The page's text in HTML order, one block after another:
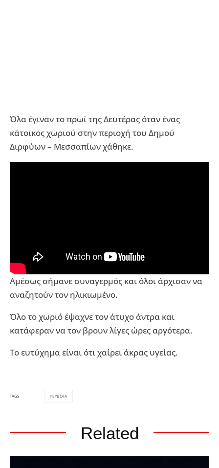
Όλα έγιναν το πρωί της Δευτέρας όταν ένας
κάτοικος χωριού στην περιοχή του Δημού
Διρφύων – Μεσσαπίων χάθηκε.
Αμέσως σήμανε συναγερμός και όλοι άρχισαν να
αναζητούν τον ηλικιωμένο.
Όλο το χωριό έψαχνε τον άτυχο άντρα και
κατάφεραν να τον βρουν λίγες ώρες αργότερα.
Το ευτύχημα είναι ότι χαίρει άκρας υγείας.
TAGS ΕΥΒΟΙΑ
Related